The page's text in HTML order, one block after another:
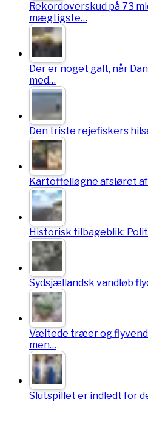
Rekordoverskud på 73
mægtigste…
Der er noget galt, når
med…
Den triste rejefiskers
Kartoffelløgne afsløret
Historisk tilbageblik:
Sydsjællandsk vandløb
Væltede træer og
men…
Slutspillet er indledt for